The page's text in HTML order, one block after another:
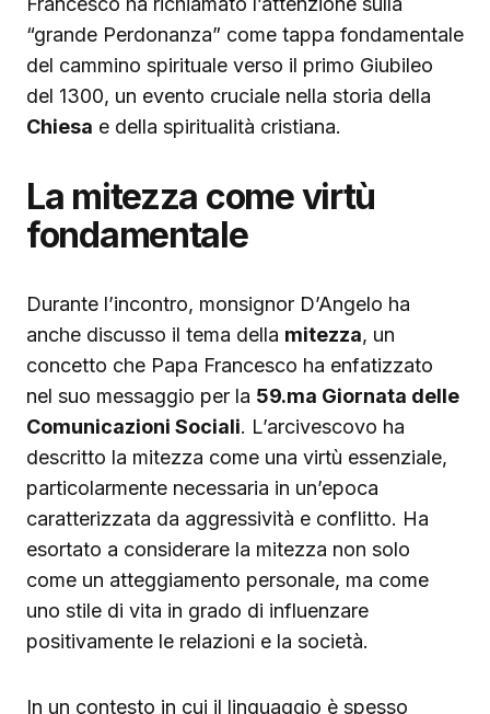
“grande Perdonanza” come tappa fondamentale
del cammino spirituale verso il primo Giubileo
del 1300, un evento cruciale nella storia della
Chiesa e della spiritualità cristiana.
La mitezza come virtù
fondamentale
Durante l’incontro, monsignor D’Angelo ha
anche discusso il tema della mitezza, un
concetto che Papa Francesco ha enfatizzato
nel suo messaggio per la 59.ma Giornata delle
Comunicazioni Sociali. L’arcivescovo ha
descritto la mitezza come una virtù essenziale,
particolarmente necessaria in un’epoca
caratterizzata da aggressività e conflitto. Ha
esortato a considerare la mitezza non solo
come un atteggiamento personale, ma come
uno stile di vita in grado di influenzare
positivamente le relazioni e la società.
In un contesto in cui il linguaggio è spesso